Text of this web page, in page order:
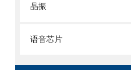
晶振
语音芯片